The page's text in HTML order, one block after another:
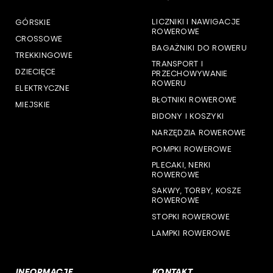
woj. pomorskie
woj. śląskie
woj. warmińsko-mazurskie
GÓRSKIE
CROSSOWE
TREKKINGOWE
DZIECIĘCE
ELEKTRYCZNE
MIEJSKIE
LICZNIKI I NAWIGACJE
ROWEROWE
BAGAŻNIKI DO ROWERU
TRANSPORT I
PRZECHOWYWANIE
ROWERU
BŁOTNIKI ROWEROWE
BIDONY I KOSZYKI
NARZĘDZIA ROWEROWE
POMPKI ROWEROWE
PLECAKI, NERKI
ROWEROWE
SAKWY, TORBY, KOSZE
ROWEROWE
STOPKI ROWEROWE
LAMPKI ROWEROWE